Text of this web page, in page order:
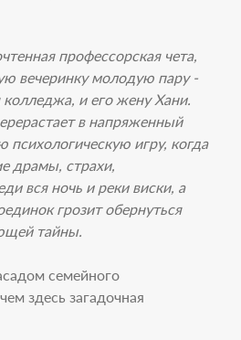
профессорская чета,
вечеринку молодую пару -
колледжа, и его жену Хани.
в напряженный
психологическую игру, когда
драмы, страхи,
вся ночь и реки виски, а
грозит обернуться
тайны.
семейного
здесь загадочная